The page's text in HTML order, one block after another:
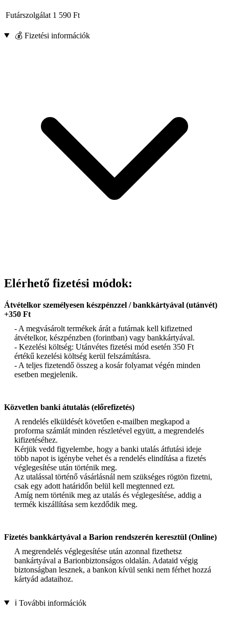
Futárszolgálat 1 590 Ft
💰 Fizetési információk
Elérhető fizetési módok:
Átvételkor személyesen készpénzzel / bankkártyával (utánvét)
+350 Ft
- A megvásárolt termékek árát a futárnak kell kifizetned
átvételkor, készpénzben (forintban) vagy bankkártyával.
- Kezelési költség: Utánvétes fizetési mód esetén 350 Ft
értékű kezelési költség kerül felszámításra.
- A teljes fizetendő összeg a kosár folyamat végén minden
esetben megjelenik.
Közvetlen banki átutalás (előrefizetés)
A rendelés elküldését követően e-mailben megkapod a
proforma számlát minden részletével együtt, a megrendelés
kifizetéséhez.
Kérjük vedd figyelembe, hogy a banki utalás átfutási ideje
több napot is igénybe vehet és a rendelés elindítása a fizetés
véglegesítése után történik meg.
Az utalással történő vásárlásnál nem szükséges rögtön fizetni,
csak egy adott határidőn belül kell megtenned ezt.
Amíg nem történik meg az utalás és véglegesítése, addig a
termék kiszállítása sem kezdődik meg.
Fizetés bankkártyával a Barion rendszerén keresztül (Online)
A megrendelés véglegesítése után azonnal fizethetsz
bankártyával a Barionbiztonságos oldalán. Adataid végig
biztonságban lesznek, a bankon kívül senki nem férhet hozzá
kártyád adataihoz.
ℹ️ További információk